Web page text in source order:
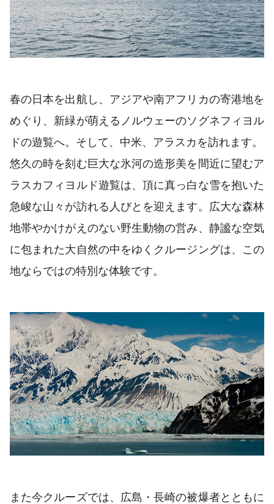
春の日本を出航し、アジアや南アフリカの寄港地を
めぐり、新緑が萌えるノルウェーのソグネフィヨル
ドの遊覧へ。そして、中米、アラスカを訪れます。
悠久の時を刻む巨大な氷河の造形美を間近に望むア
ラスカフィヨルド遊覧は、頂に真っ白な雪を抱いた
急峻な山々が訪れる人びとを迎えます。広大な森林
地帯やかけがえのない野生動物の営み、静謐な空気
に包まれた大自然の中をゆくクルージングは、この
地ならではの特別な体験です。
また今クルーズでは、広島・長崎の被爆者とともに